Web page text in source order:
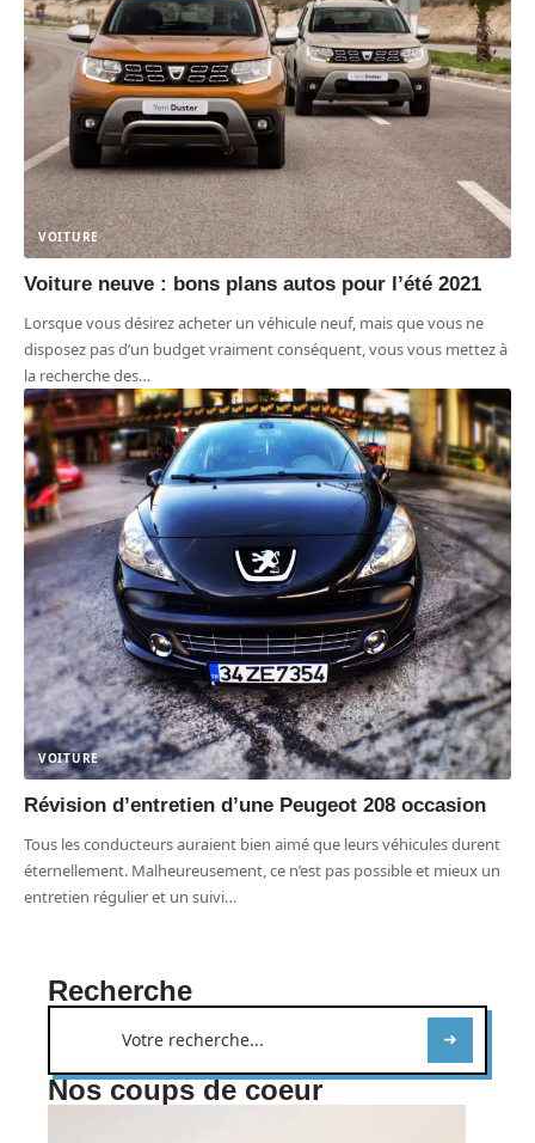
VOITURE
Voiture neuve : bons plans autos pour l’été 2021
Lorsque vous désirez acheter un véhicule neuf, mais que vous ne
disposez pas d’un budget vraiment conséquent, vous vous mettez à
la recherche des…
VOITURE
Révision d’entretien d’une Peugeot 208 occasion
Tous les conducteurs auraient bien aimé que leurs véhicules durent
éternellement. Malheureusement, ce n’est pas possible et mieux un
entretien régulier et un suivi…
Recherche
Nos coups de coeur